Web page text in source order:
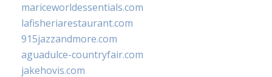
mariceworldessentials.com
lafisheriarestaurant.com
915jazzandmore.com
aguadulce-countryfair.com
jakehovis.com